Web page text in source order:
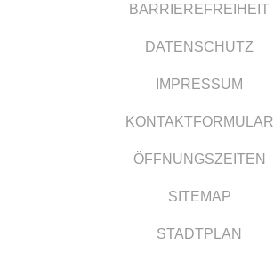
BARRIEREFREIHEIT
DATENSCHUTZ
IMPRESSUM
KONTAKTFORMULAR
ÖFFNUNGSZEITEN
SITEMAP
STADTPLAN